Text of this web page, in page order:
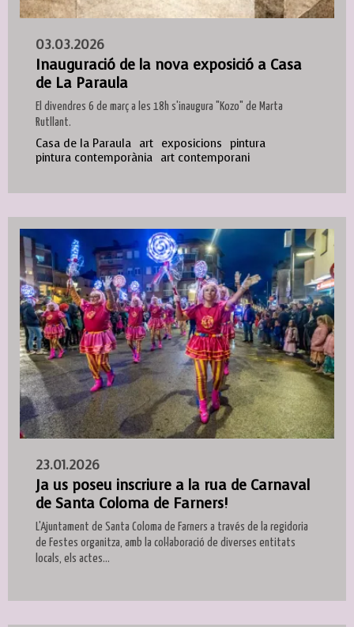
03.03.2026
Inauguració de la nova exposició a Casa
de La Paraula
El divendres 6 de març a les 18h s'inaugura "Kozo" de Marta
Rutllant.
Casa de la Paraula art exposicions pintura
pintura contemporània art contemporani
23.01.2026
Ja us poseu inscriure a la rua de Carnaval
de Santa Coloma de Farners!
L'Ajuntament de Santa Coloma de Farners a través de la regidoria
de Festes organitza, amb la col·laboració de diverses entitats
locals, els actes...